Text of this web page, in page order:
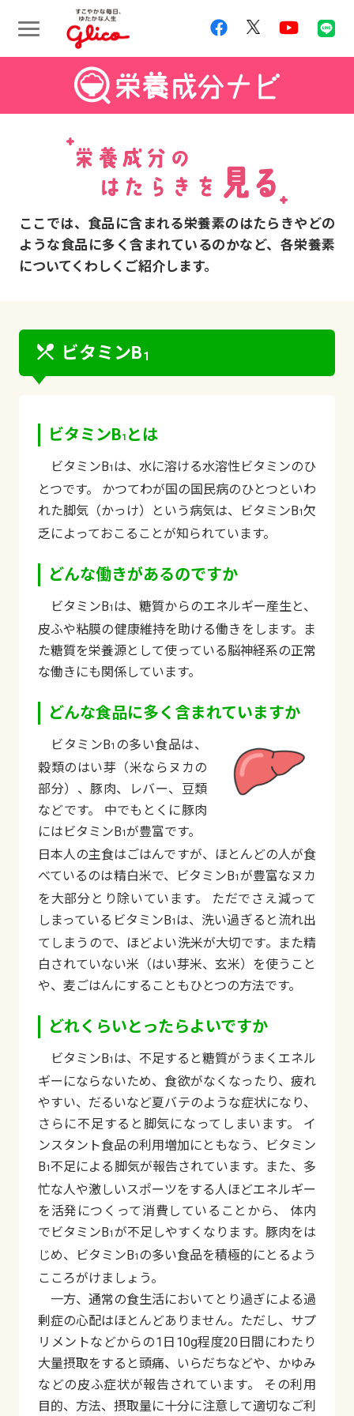
ここでは、食品に含まれる栄養素のはたらきやどの
ような食品に多く含まれているのかなど、各栄養素
についてくわしくご紹介します。
restaurant_menu ビタミンB1
ビタミンB1 とは
ビタミンB1 は、水に溶ける水溶性ビタミンのひ
とつです。 かつてわが国の国民病のひとつといわ
れた脚気（かっけ）という病気は、ビタミンB1欠
乏によっておこることが知られています。
どんな働きがあるのですか
ビタミンB1 は、糖質からのエネルギー産生と、
皮ふや粘膜の健康維持を助ける働きをします。ま
た糖質を栄養源として使っている脳神経系の正常
な働きにも関係しています。
どんな食品に多く含まれていますか
ビタミンB1 の多い食品は、
穀類のはい芽（米ならヌカの
部分）、豚肉、レバー、豆類
などです。 中でもとくに豚肉
にはビタミンB1が豊富です。
日本人の主食はごはんですが、ほとんどの人が食
べているのは精白米で、ビタミンB1 が豊富なヌカ
を大部分とり除いています。 ただでさえ減って
しまっているビタミンB1 は、洗い過ぎると流れ出
てしまうので、ほどよい洗米が大切です。また精
白されていない米（はい芽米、玄米）を使うこと
や、麦ごはんにすることもひとつの方法です。
どれくらいとったらよいですか
ビタミンB1 は、不足すると糖質がうまくエネル
ギーにならないため、食欲がなくなったり、疲れ
やすい、だるいなど夏バテのような症状になり、
さらに不足すると脚気になってしまいます。 イ
ンスタント食品の利用増加にともなう、ビタミン
B1 不足による脚気が報告されています。また、多
忙な人や激しいスポーツをする人ほどエネルギー
を活発につくって消費していることから、 体内
でビタミンB1 が不足しやすくなります。豚肉をは
じめ、ビタミンB1 の多い食品を積極的にとるよう
こころがけましょう。
一方、通常の食生活においてとり過ぎによる過
剰症の心配はほとんどありません。ただし、サプ
リメントなどからの1日10g程度20日間にわたり
大量摂取をすると頭痛、いらだちなどや、かゆみ
などの皮ふ症状が報告されています。 その利用
目的、方法、摂取量に十分に注意して適切なご利